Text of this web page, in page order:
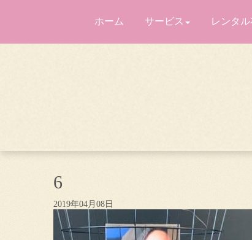
ホーム サービス レンタ
6
2019年04月08日